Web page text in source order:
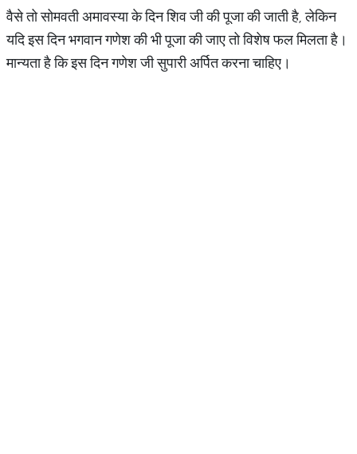
वैसे तो सोमवती अमावस्या के दिन शिव जी की पूजा की जाती है, लेकिन
यदि इस दिन भगवान गणेश की भी पूजा की जाए तो विशेष फल मिलता है।
मान्यता है कि इस दिन गणेश जी सुपारी अर्पित करना चाहिए।